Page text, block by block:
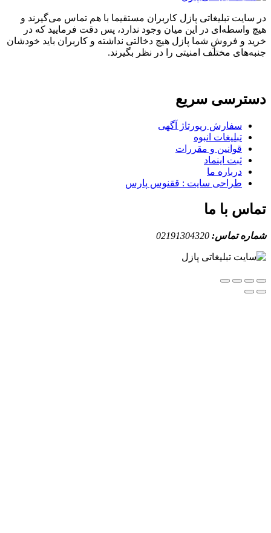
تبلیغاتی پازل کاربران مستقیما با هم تماس می‌گیرند و
در این میان وجود ندارد، پس دقت فرمایید که در
و فروشِ شما پازل هیچ دخالتی نداشته و کاربران باید خودشان
مختلف امنیتی را در نظر بگیرند.
سریع
سفارش رپورتاژ آگهی
تبلیغات انبوه
قوانین و مقررات
ثبت اینماد
درباره ما
طراحی سایت : ققنوس پارس
با ما
تماس:02191304320